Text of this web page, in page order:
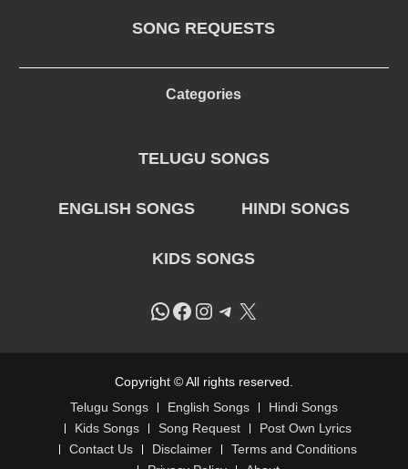
SONG REQUESTS
Categories
TELUGU SONGS
ENGLISH SONGS HINDI SONGS
KIDS SONGS
WhatsApp
Facebook
Instagram
Telegram
X
Copyright © All rights reserved.
Telugu Songs
English Songs
Hindi Songs
Kids Songs
Song Request
Post Own Lyrics
Contact Us
Disclaimer
Terms and Conditions